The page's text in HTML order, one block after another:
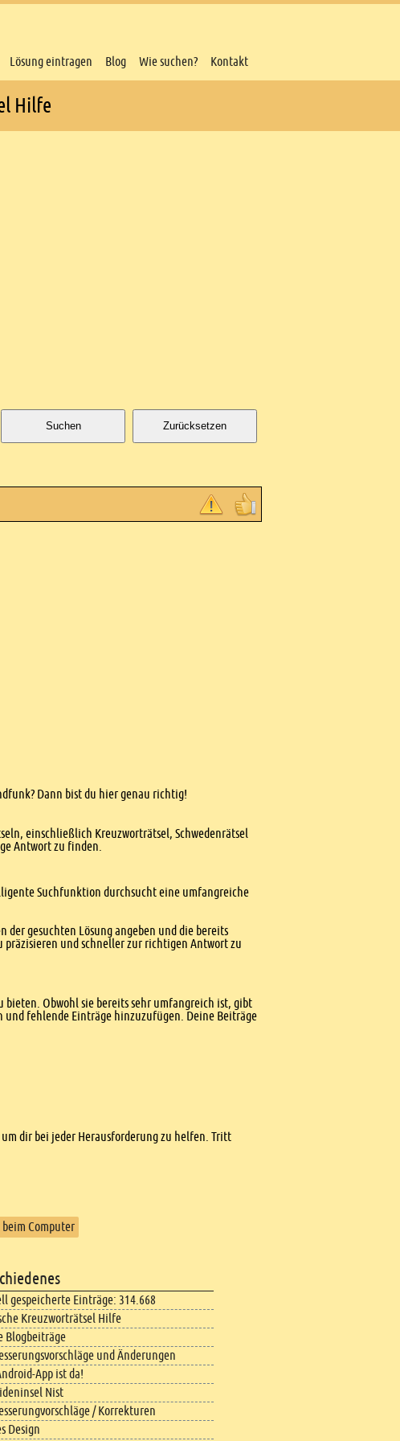
Lösung eintragen Blog Wie suchen? Kontakt
Hilfe
Suchen Zurücksetzen
Dann bist du hier genau richtig!
einschließlich Kreuzworträtsel, Schwedenrätsel
Antwort zu finden.
Suchfunktion durchsucht eine umfangreiche
der gesuchten Lösung angeben und die bereits
und schneller zur richtigen Antwort zu
Obwohl sie bereits sehr umfangreich ist, gibt
und fehlende Einträge hinzuzufügen. Deine Beiträge
dir bei jeder Herausforderung zu helfen. Tritt
beim Computer
gespeicherte Einträge: 314.668
Kreuzworträtsel Hilfe
Blogbeiträge
und Änderungen
App ist da!
Nist
/ Korrekturen
Design